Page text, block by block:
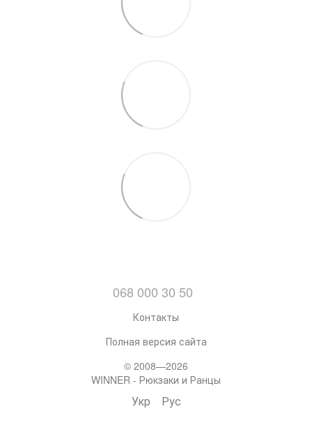
068 000 30 50
Контакты
Полная версия сайта
© 2008—2026
WINNER - Рюкзаки и Ранцы
Укр Рус